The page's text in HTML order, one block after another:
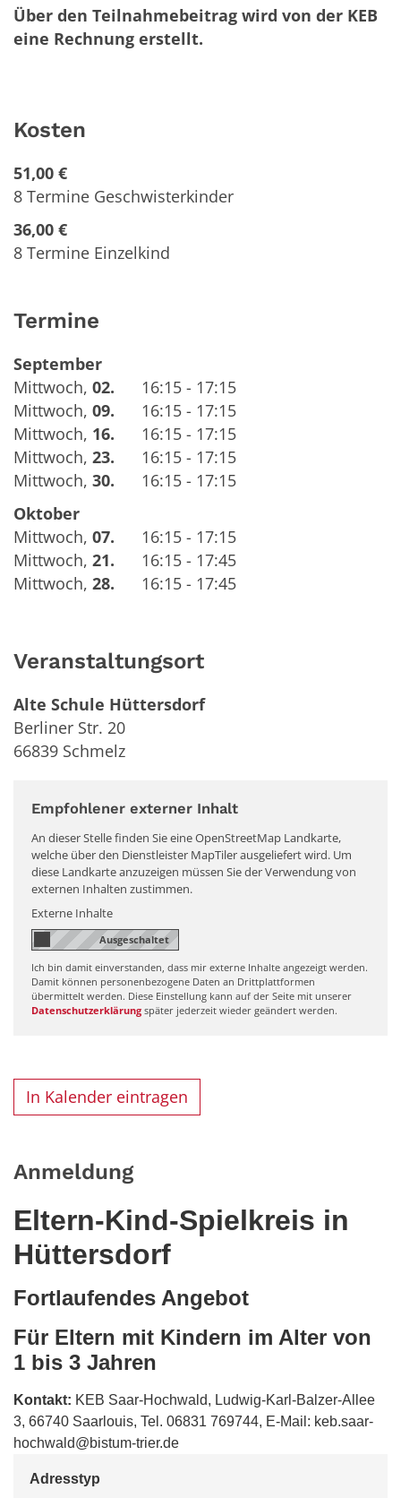
Über den Teilnahmebeitrag wird von der KEB
eine Rechnung erstellt.
Kosten
51,00 €
8 Termine Geschwisterkinder
36,00 €
8 Termine Einzelkind
Termine
September
Mittwoch, 02.
16:15 - 17:15
Mittwoch, 09.
16:15 - 17:15
Mittwoch, 16.
16:15 - 17:15
Mittwoch, 23.
16:15 - 17:15
Mittwoch, 30.
16:15 - 17:15
Oktober
Mittwoch, 07.
16:15 - 17:15
Mittwoch, 21.
16:15 - 17:45
Mittwoch, 28. 16:15 - 17:45
Veranstaltungsort
Alte Schule Hüttersdorf
Berliner Str. 20
66839 Schmelz
Empfohlener externer Inhalt
An dieser Stelle finden Sie eine OpenStreetMap Landkarte,
welche über den Dienstleister MapTiler ausgeliefert wird. Um
diese Landkarte anzuzeigen müssen Sie der Verwendung von
externen Inhalten zustimmen.
Externe Inhalte
Ich bin damit einverstanden, dass mir externe Inhalte angezeigt werden.
Damit können personenbezogene Daten an Drittplattformen
übermittelt werden. Diese Einstellung kann auf der Seite mit unserer
Datenschutzerklärung später jederzeit wieder geändert werden.
In Kalender eintragen
Anmeldung